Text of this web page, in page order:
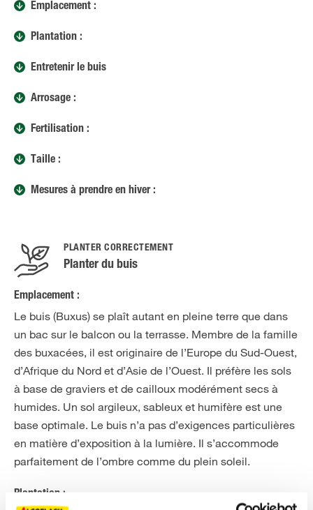
Emplacement :
Plantation :
Entretenir le buis
Arrosage :
Fertilisation :
Taille :
Mesures à prendre en hiver :
PLANTER CORRECTEMENT
Planter du buis
Emplacement :
Le buis (Buxus) se plaît autant en pleine terre que dans
un bac sur le balcon ou la terrasse. Membre de la famille
des buxacées, il est originaire de l’Europe du Sud-Ouest,
d’Afrique du Nord et d’Asie de l’Ouest. Il préfère les sols
à base de graviers et de cailloux modérément secs à
humides. Un sol argileux, sableux et humifère est une
base optimale. Le buis n’a pas d’exigences particulières
en matière d’exposition à la lumière. Il s’accommode
parfaitement de l’ombre comme du plein soleil.
Plantation :